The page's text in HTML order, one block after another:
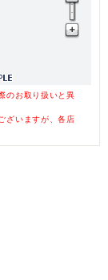
のお取り扱いと異
ざいますが、各店